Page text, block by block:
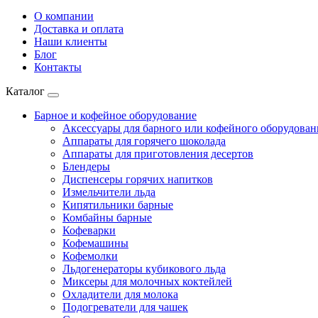
О компании
Доставка и оплата
Наши клиенты
Блог
Контакты
Каталог
Барное и кофейное оборудование
Аксессуары для барного или кофейного
Аппараты для горячего шоколада
Аппараты для приготовления десертов
Блендеры
Диспенсеры горячих напитков
Измельчители льда
Кипятильники барные
Комбайны барные
Кофеварки
Кофемашины
Кофемолки
Льдогенераторы кубикового льда
Миксеры для молочных коктейлей
Охладители для молока
Подогреватели для чашек